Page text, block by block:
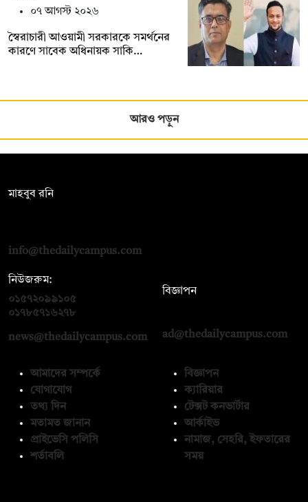
০৭ আগস্ট ২০২৬
স্বৈরাচারী আওয়ামী সরকারকে সমর্থনের
কারণে সাবেক অধিনায়ক সাকি…
আরও পড়ুন
মাহবুব রনি
info@thedailycampus.com
নিউজরুম:
০১৫৭২০৯৯১০৫
০১৭৮৫৭১৬২৭৮
news@thedailycampus.com
বিজ্ঞাপন
ad@thedailycampus.com
আমাদের সম্পর্কে
যোগাযোগ
তথ্য দিন
মতামত জানান
প্রাইভেসি পলিসি
শর্তাবলি
বিজ্ঞাপন
ক্যারিয়ার
টেক্সট কনভার্টার
আর্কাইভ
নামাজ, সেহরি, ইফতারের
সময়